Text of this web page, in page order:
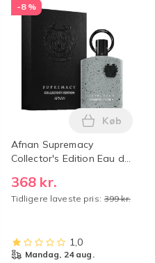
deodorant og
-8 %
Afnan Supremacy
Collector's Edition Eau de
368 kr.
Tidligere laveste pris: 399 kr.
Læg
Køb
1,0
mandag, 24 aug.